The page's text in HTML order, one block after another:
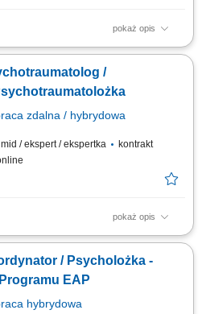
pokaż opis
krótkoterminowych konsultacji
się w kryzysie psychicznym, po
nagłych wydarzeniach życiowych.
/
zdalna / hybrydowa
/ ekspert / ekspertka
kontrakt
pokaż opis
poradnictwa
Towarzyszenie dorosłym
emocjonalnej po trudnych
/ Psycholożka -
EAP
hybrydowa